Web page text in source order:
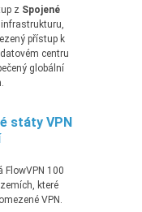
z Spojené
přístup k
centru
globální
státy VPN
FlowVPN 100
které
VPN.